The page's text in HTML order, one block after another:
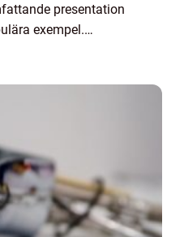
presentation
exempel.